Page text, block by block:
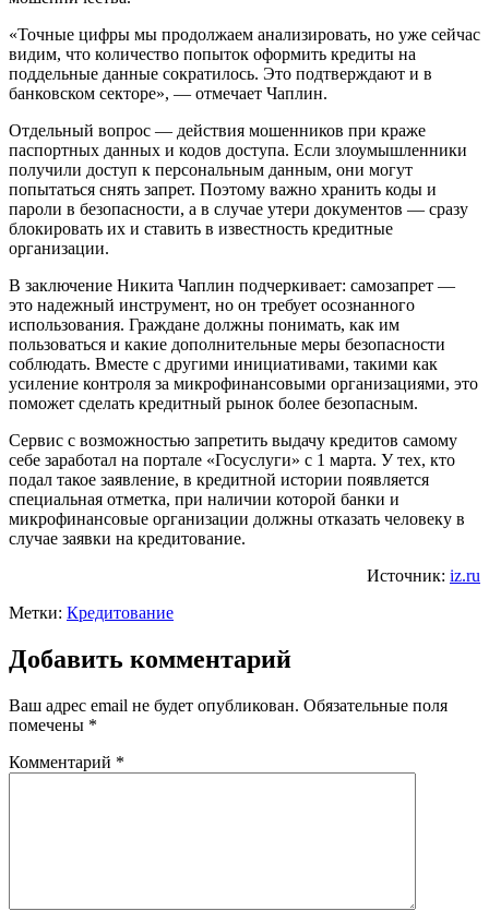
«Точные цифры мы продолжаем анализировать, но уже сейчас
видим, что количество попыток оформить кредиты на
поддельные данные сократилось. Это подтверждают и в
банковском секторе», — отмечает Чаплин.
Отдельный вопрос — действия мошенников при краже
паспортных данных и кодов доступа. Если злоумышленники
получили доступ к персональным данным, они могут
попытаться снять запрет. Поэтому важно хранить коды и
пароли в безопасности, а в случае утери документов — сразу
блокировать их и ставить в известность кредитные
организации.
В заключение Никита Чаплин подчеркивает: самозапрет —
это надежный инструмент, но он требует осознанного
использования. Граждане должны понимать, как им
пользоваться и какие дополнительные меры безопасности
соблюдать. Вместе с другими инициативами, такими как
усиление контроля за микрофинансовыми организациями, это
поможет сделать кредитный рынок более безопасным.
Сервис с возможностью запретить выдачу кредитов самому
себе заработал на портале «Госуслуги» с 1 марта. У тех, кто
подал такое заявление, в кредитной истории появляется
специальная отметка, при наличии которой банки и
микрофинансовые организации должны отказать человеку в
случае заявки на кредитование.
Источник: iz.ru
Метки: Кредитование
Добавить комментарий
Ваш адрес email не будет опубликован. Обязательные поля
помечены *
Комментарий *